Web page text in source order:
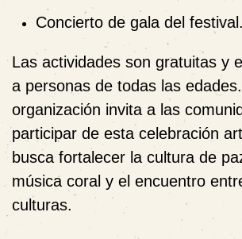
Concierto de gala del festival.
Las actividades son gratuitas y
a personas de todas las
organización invita a las
participar de esta celebración
busca fortalecer la cultura de
música coral y el encuentro
culturas.